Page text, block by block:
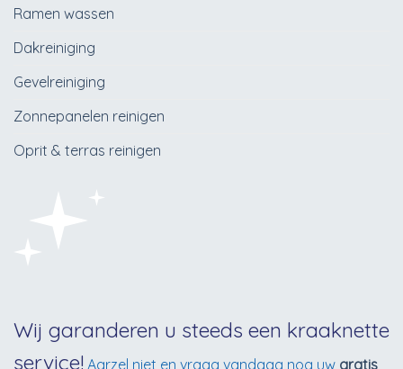
Ramen wassen
Dakreiniging
Gevelreiniging
Zonnepanelen reinigen
Oprit & terras reinigen
Wij garanderen u steeds een kraaknette
service! Aarzel niet en vraag vandaag nog uw gratis